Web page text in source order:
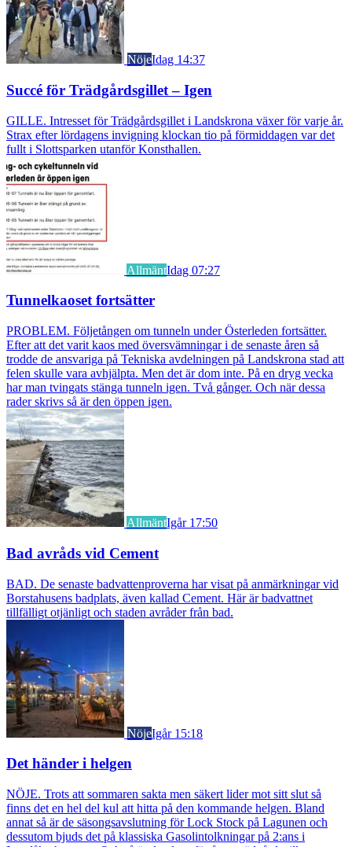
NöjeIdag 14:37
Succé för Trädgårdsgillet – Igen
GILLE. Intresset för Trädgårdsgillet i Landskrona växer för varje år.
Strax efter lördagens invigning klockan tio på förmiddagen var det
fullt i Slottsparken utanför Konsthallen.
AllmäntIdag 07:27
Tunnelkaoset fortsätter
PROBLEM. Följetången om tunneln under Österleden fortsätter.
Efter att det varit kaos med översvämningar i de senaste åren så
trodde de ansvariga på Tekniska avdelningen på Landskrona stad att
felen skulle vara avhjälpta. Men det är dom inte. På en dryg vecka
har man tvingats stänga tunneln igen. Två gånger. Och när dessa
rader skrivs så är den öppen igen.
AllmäntIgår 17:50
Bad avråds vid Cement
BAD. De senaste badvattenproverna har visat på anmärkningar vid
Borstahusens badplats, även kallad Cement. Här är badvattnet
tillfälligt otjänligt och staden avråder från bad.
NöjeIgår 15:18
Det händer i helgen
NÖJE. Trots att sommaren sakta men säkert lider mot sitt slut så
finns det en hel del kul att hitta på den kommande helgen. Bland
annat så är de säsongsavslutning för Lock Stock på Lagunen och
dessutom bjuds det på klassiska Gasolintolkningar på 2:ans i